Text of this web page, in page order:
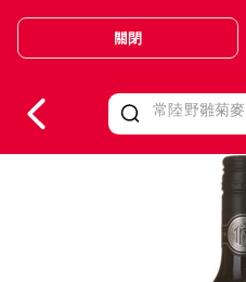
Valid Until 30 June 2026
關閉